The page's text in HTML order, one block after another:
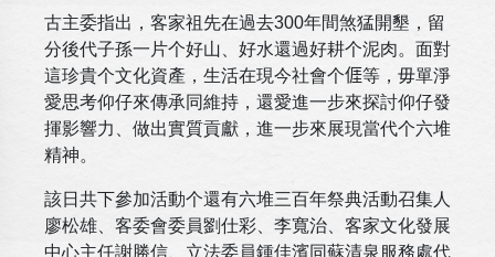
古主委指出，客家祖先在過去300年間煞猛開墾，留
分後代子孫一片个好山、好水還過好耕个泥肉。面對
這珍貴个文化資產，生活在現今社會个𠊎等，毋單淨
愛思考仰仔來傳承同維持，還愛進一步來探討仰仔發
揮影響力、做出實質貢獻，進一步來展現當代个六堆
精神。
該日共下參加活動个還有六堆三百年祭典活動召集人
廖松雄、客委會委員劉仕彩、李寬治、客家文化發展
中心主任謝勝信、立法委員鍾佳濱同蘇清泉服務處代